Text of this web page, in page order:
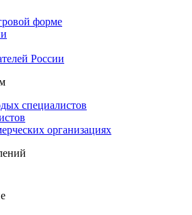
форме
России
специалистов
организациях